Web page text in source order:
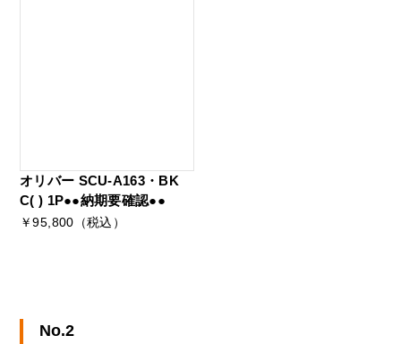
オリバー SCU-A163・BK
C( ) 1P●●納期要確認●●
￥95,800（税込）
No.2